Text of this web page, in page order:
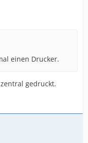
einen Drucker.
gedruckt.